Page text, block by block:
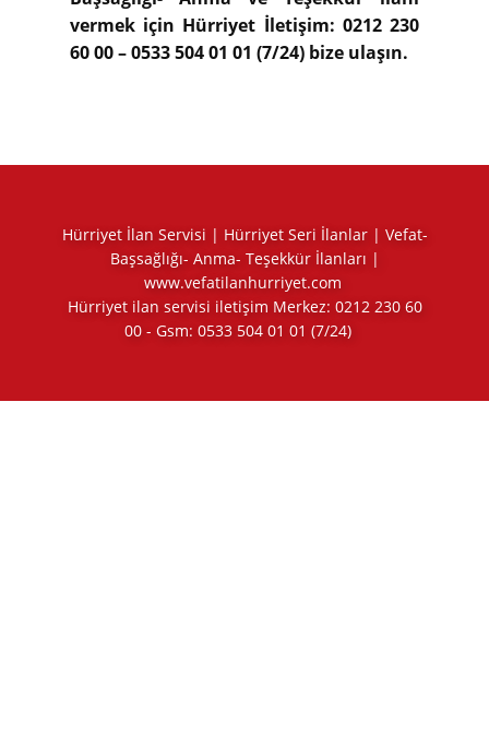
vermek için Hürriyet İletişim: 0212 230
60 00 – 0533 504 01 01 (7/24) bize ulaşın.
Hürriyet İlan Servisi | Hürriyet Seri İlanlar | Vefat-
Başsağlığı- Anma- Teşekkür İlanları |
www.vefatilanhurriyet.com
Hürriyet ilan servisi iletişim Merkez: 0212 230 60
00 - Gsm: 0533 504 01 01 (7/24)